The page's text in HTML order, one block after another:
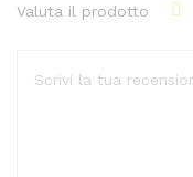
Valuta il prodotto